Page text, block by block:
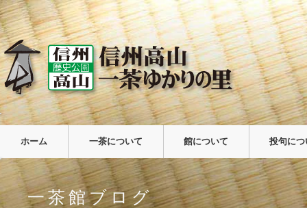
ホーム 一茶について 館について 投句に
一茶館ブログ